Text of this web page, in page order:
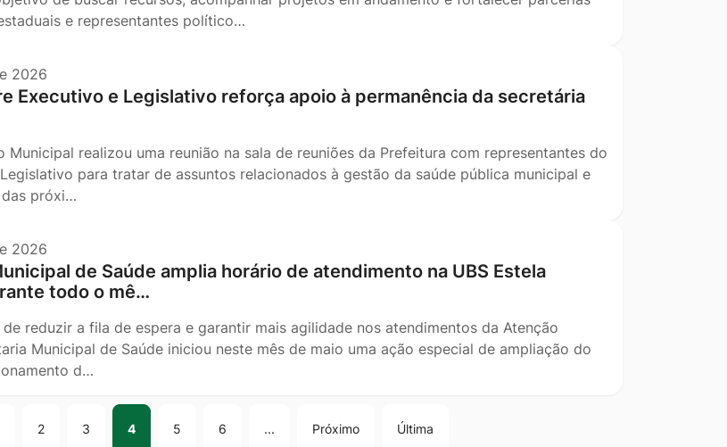
e representantes político…
2026
Executivo e Legislativo reforça apoio à permanência da secretária
Municipal realizou uma reunião na sala de reuniões da Prefeitura com representantes do
para tratar de assuntos relacionados à gestão da saúde pública municipal e
próxi…
2026
de Saúde amplia horário de atendimento na UBS Estela
todo o mê…
reduzir a fila de espera e garantir mais agilidade nos atendimentos da Atenção
Municipal de Saúde iniciou neste mês de maio uma ação especial de ampliação do
d…
2 3 4 5 6 ... Próximo Última